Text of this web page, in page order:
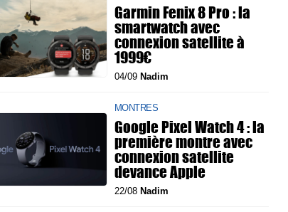
Garmin Fenix 8 Pro : la
smartwatch avec
connexion satellite à
1999€
04/09 Nadim
MONTRES
Google Pixel Watch 4 : la
première montre avec
connexion satellite
devance Apple
22/08 Nadim